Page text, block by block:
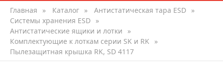
Главная » Каталог » Антистатическая тара ESD »
Системы хранения ESD »
Антистатические ящики и лотки
»
Комплектующие к лоткам серии SK и RK »
Пылезащитная крышка RK, SD 4117